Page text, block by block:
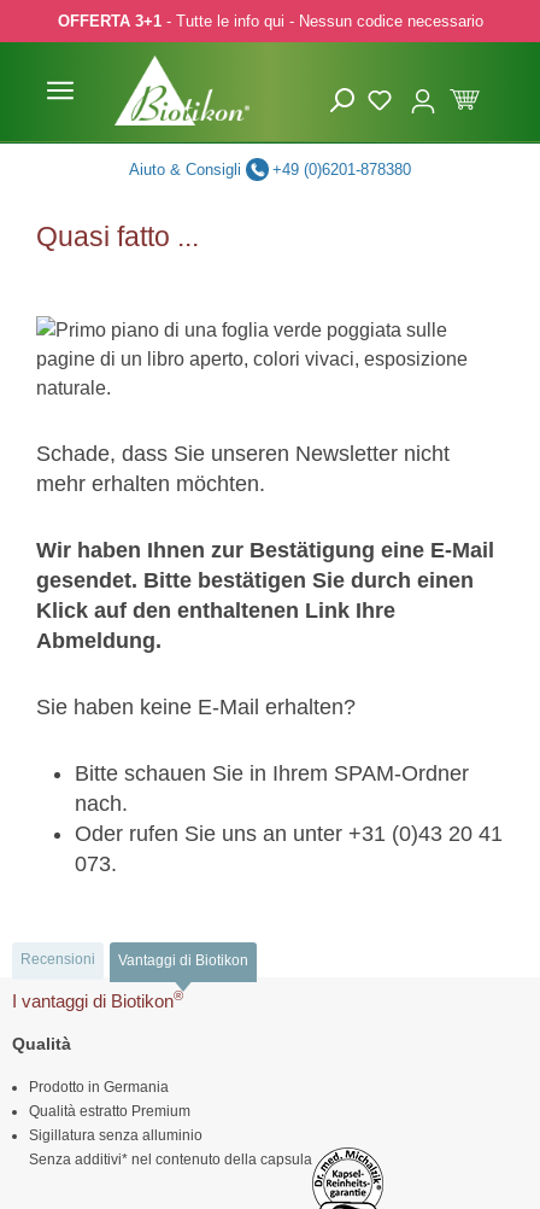
to main content
Skip to search
Skip to main navigation
OFFERTA 3+1- Tutte le info qui - Nessun codice necessario
Aiuto & Consigli +49 (0)6201-878380
Quasi fatto ...
Schade, dass Sie unseren Newsletter nicht
mehr erhalten möchten.
Wir haben Ihnen zur Bestätigung eine E-Mail
gesendet. Bitte bestätigen Sie durch einen
Klick auf den enthaltenen Link Ihre
Abmeldung.
Sie haben keine E-Mail erhalten?
Bitte schauen Sie in Ihrem SPAM-Ordner
nach.
Oder rufen Sie uns an unter +31 (0)43 20 41
073.
Recensioni Vantaggi di Biotikon
I vantaggi di Biotikon®
Qualità
Prodotto in Germania
Qualità estratto Premium
Sigillatura senza alluminio
Senza additivi* nel contenuto della capsula